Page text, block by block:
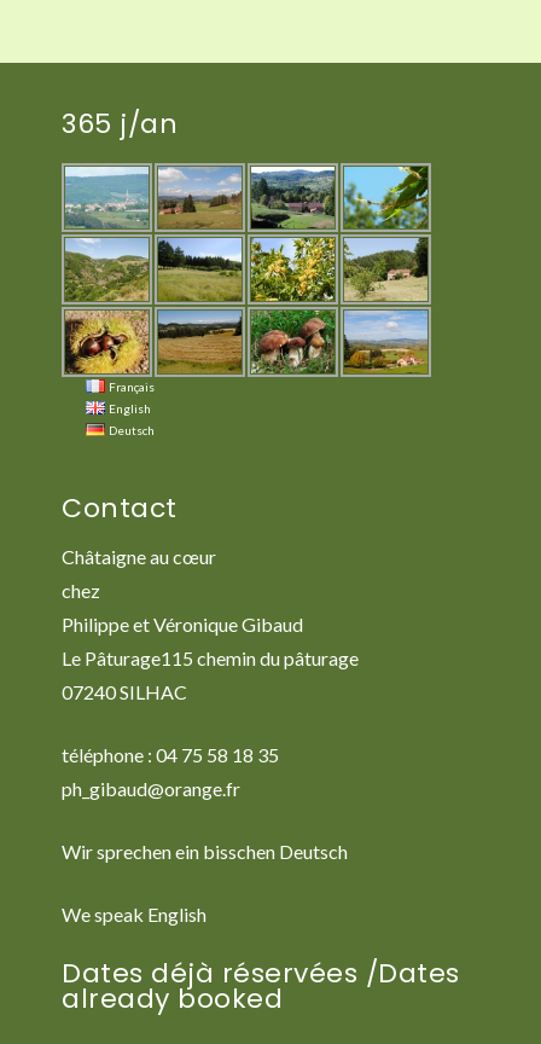
365 j/an
Français
English
Deutsch
Contact
Châtaigne au cœur
chez
Philippe et Véronique Gibaud
Le Pâturage115 chemin du pâturage
07240 SILHAC
téléphone : 04 75 58 18 35
ph_gibaud@orange.fr
Wir sprechen ein bisschen Deutsch
We speak English
Dates déjà réservées /Dates
already booked